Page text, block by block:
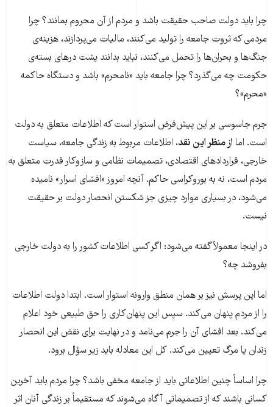
چرا باید دولت صاحب حقیقت باشد و مردم از آن محروم بمانند؟ چرا
مردمی که ثروت جامعه را تولید می‌کنند، مالیات می‌پردازند، هزینه‌ی
جنگ‌ها و بحران‌ها را تحمل می‌کنند، نباید بدانند پشت درهای بسته‌ی
حکومت چه می‌گذرد؟ چرا جامعه باید «نامحرم» باشد و دستگاه حاکمه
«محرم»؟
جرم جاسوسی بر این پیش‌فرض استوار است که اطلاعات متعلق به دولت
است. اما از منظر این نقد، اطلاعات مربوط به زندگی جامعه، سیاست
خارجی، قراردادهای اقتصادی، تصمیمات نظامی و سازوکار قدرت متعلق به
مردم است، نه به بوروکراسی حاکم. آنچه امروز «افشای اسرار» نامیده
می‌شود، در بسیاری موارد چیزی جز شکستن انحصار دولت بر حقیقت
نیست.
در اینجا معمولاً گفته می‌شود: اگر کسی اطلاعات کشور را به دولت خارجی
بفروشد چه؟
اما این پرسش نیز بر همان منطق وارونه استوار است. ابتدا دولت اطلاعات
را از مردم پنهان می‌کند. سپس این پنهان‌کاری را حق طبیعی خود اعلام
می‌کند. بعد افشای آن را جرم می‌نامد و در نهایت برای نقض این انحصار
زندان یا مرگ تعیین می‌کند. کل این معادله باید زیر سؤال برود.
چرا اساساً چنین اطلاعاتی باید از جامعه مخفی باشد؟ چرا مردم باید آخرین
کسانی باشند که از تصمیماتی آگاه می‌شوند که مستقیماً بر زندگی آنان اثر